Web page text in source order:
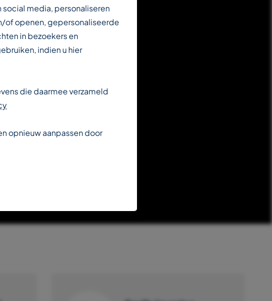
media, personaliseren
of openen, gepersonaliseerde
in bezoekers en
indien u hier
die daarmee verzameld
opnieuw aanpassen door